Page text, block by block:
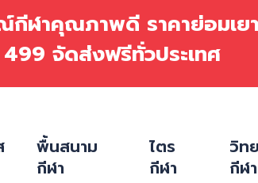
กีฬาคุณภาพดี ราคาย่อมเย
จัดส่งฟรีทั่วประเทศ
พื้นสนาม
กีฬา
ไตร
กีฬา
วิท
กีฬา